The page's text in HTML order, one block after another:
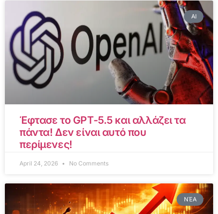
AI
Έφτασε το GPT-5.5 και αλλάζει τα
πάντα! Δεν είναι αυτό που
περίμενες!
April 24, 2026 No Comments
ΝΈΑ